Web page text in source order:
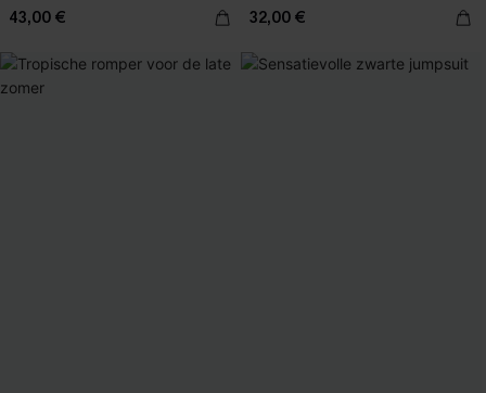
43,00 € 32,00 €